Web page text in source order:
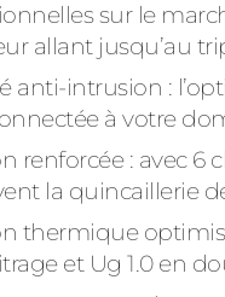
sur le
allant jusqu’au
anti-intrusion :
à votre
renforcée : avec 6
la quincaillerie
thermique
et Ug 1.0 en